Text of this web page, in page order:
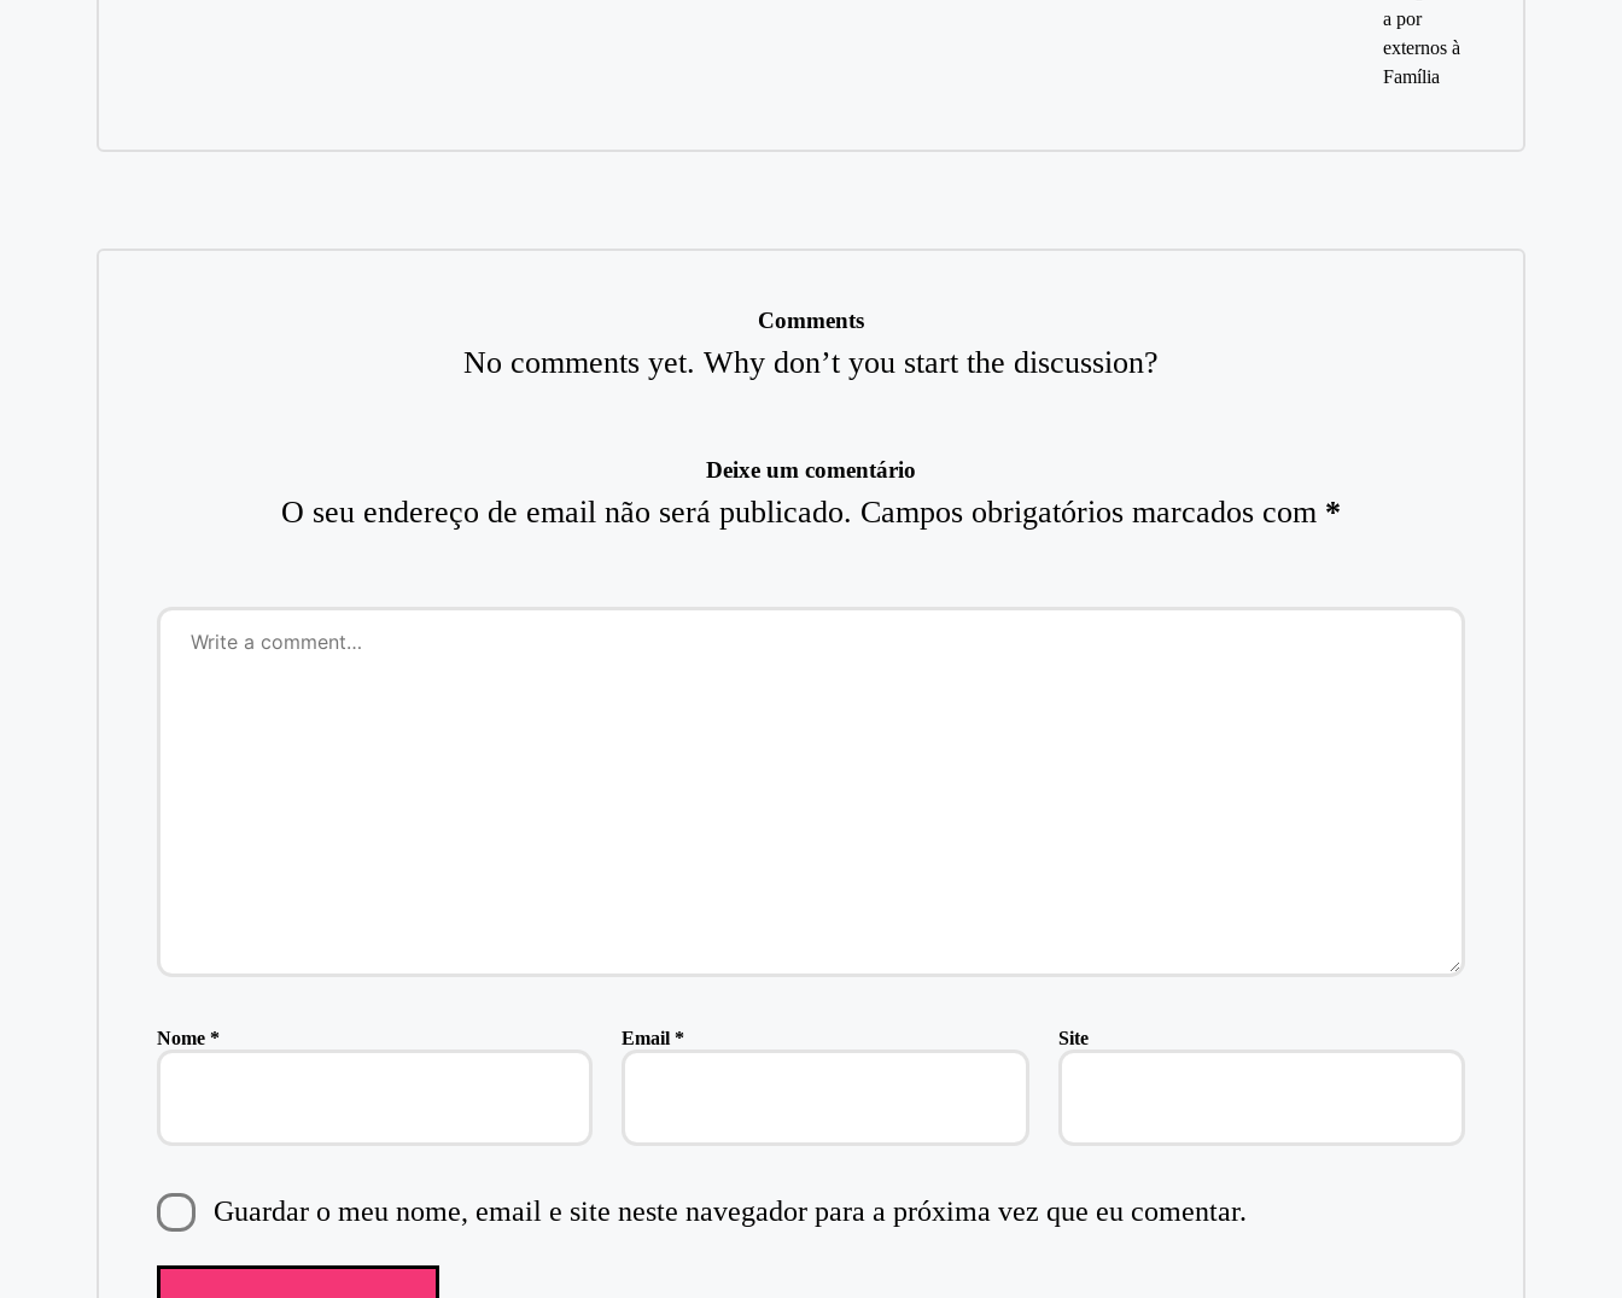
Comments
No comments yet. Why don’t you start the discussion?
Deixe um comentário
O seu endereço de email não será publicado. Campos obrigatórios marcados com *
Nome * Email* Site
Guardar o meu nome, email e site neste navegador para a próxima vez que eu comentar.